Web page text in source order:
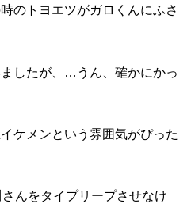
のトヨエツがガロくんにふさ
したが、…うん、確かにかっ
ケメンという雰囲気がぴった
んをタイプリープさせなけ